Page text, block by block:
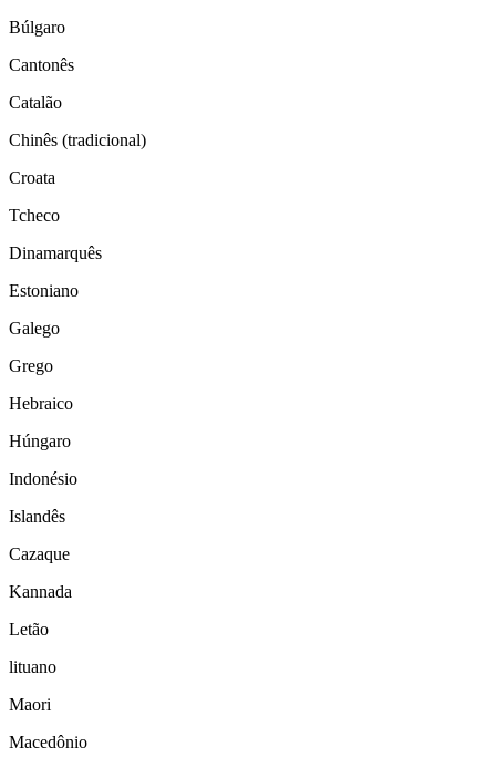
Búlgaro
Cantonês
Catalão
Chinês (tradicional)
Croata
Tcheco
Dinamarquês
Estoniano
Galego
Grego
Hebraico
Húngaro
Indonésio
Islandês
Cazaque
Kannada
Letão
lituano
Maori
Macedônio